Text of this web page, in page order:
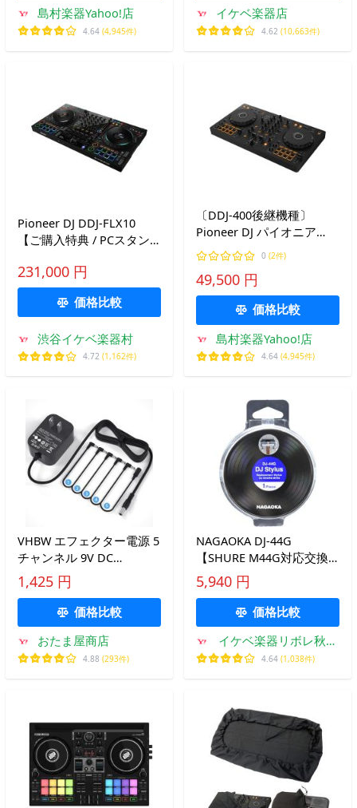
島村楽器Yahoo!店
4.64 (4,945件)
イケベ楽器店
4.62 (10,663件)
Pioneer DJ DDJ-FLX10
【ご購入特典 / PCスタン
ウンロード版
rekordbox/Serato DJ Pro
231,000 円
価格比較
渋谷イケベ楽器村
4.72 (1,162件)
〔DDJ-400後継機種〕
Pioneer DJ パイオニア
DDJ-FLX4 DJコントローラ
ー2CH
0 (2件)
49,500 円
価格比較
島村楽器Yahoo!店
4.64 (4,945件)
VHBW エフェクター電源 5
チャンネル 9V DC
1A(1000mA) パワーサプラ
イ 電源供給 エフェクター
ペダル用 エレキギター用
エフェクタ
1,425 円
価格比較
おたま屋商店
4.88 (293件)
NAGAOKA DJ-44G
【SHURE M44G対応交換
針】(ナガオカ)
5,940 円
価格比較
イケベ楽器リボレ秋葉
原店
4.64 (1,038件)